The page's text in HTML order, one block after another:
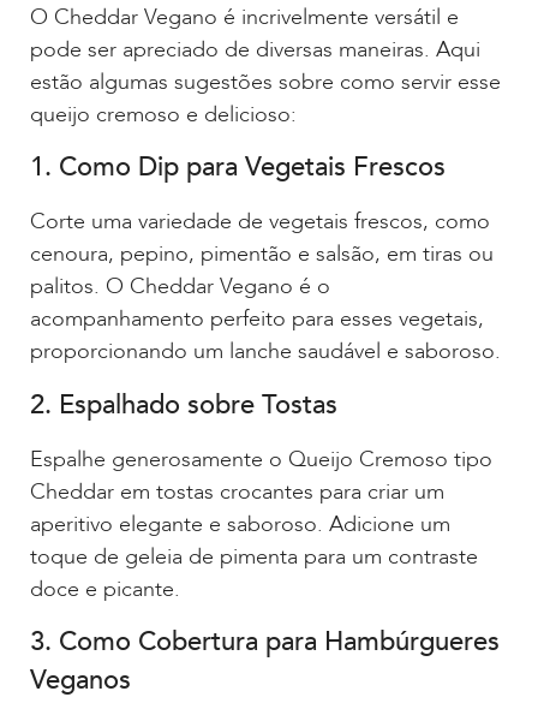
O Cheddar Vegano é incrivelmente versátil e
pode ser apreciado de diversas maneiras. Aqui
estão algumas sugestões sobre como servir esse
queijo cremoso e delicioso:
1. Como Dip para Vegetais Frescos
Corte uma variedade de vegetais frescos, como
cenoura, pepino, pimentão e salsão, em tiras ou
palitos. O Cheddar Vegano é o
acompanhamento perfeito para esses vegetais,
proporcionando um lanche saudável e saboroso.
2. Espalhado sobre Tostas
Espalhe generosamente o Queijo Cremoso tipo
Cheddar em tostas crocantes para criar um
aperitivo elegante e saboroso. Adicione um
toque de geleia de pimenta para um contraste
doce e picante.
3. Como Cobertura para Hambúrgueres
Veganos